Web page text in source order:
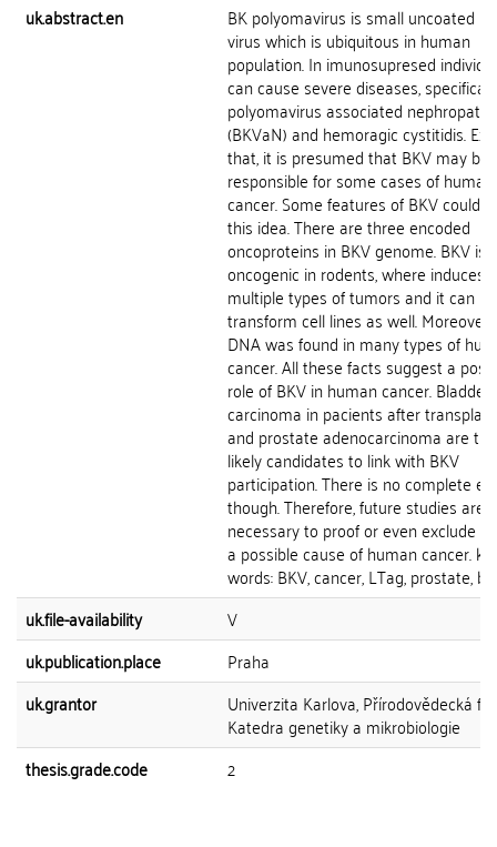
uk.abstract.en
BK polyomavirus is small uncoated
virus which is ubiquitous in human
population. In imunosupresed
can cause severe diseases,
polyomavirus associated nephropathy
(BKVaN) and hemoragic cystitidis.
that, it is presumed that BKV may be
responsible for some cases of human
cancer. Some features of BKV could
this idea. There are three encoded
oncoproteins in BKV genome. BKV is
oncogenic in rodents, where induces
multiple types of tumors and it can
transform cell lines as well. Moreover,
DNA was found in many types of
cancer. All these facts suggest a
role of BKV in human cancer. Bladder
carcinoma in pacients after
and prostate adenocarcinoma are
likely candidates to link with BKV
participation. There is no complete
though. Therefore, future studies are
necessary to proof or even exclude
a possible cause of human cancer.
words: BKV, cancer, LTag, prostate,
uk.file-availability
V
uk.publication.place
Praha
uk.grantor
Univerzita Karlova, Přírodovědecká
Katedra genetiky a mikrobiologie
thesis.grade.code
2